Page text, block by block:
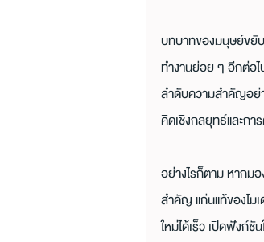
บทบาทของมนุษย์ขยั
ทำงานย่อย ๆ อีกต่อไ
ลำดับความสำคัญอย่
คิดเชิงกลยุทธ์และก
อย่างไรก็ตาม หากม
สำคัญ แก่นแท้ของโม
ใหม่ได้เร็ว เปิดฟังก์ชั